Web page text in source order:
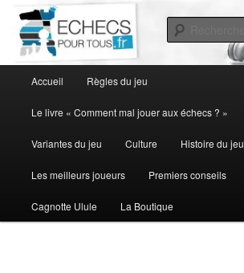
contenu
principal
principal
Accueil Règles du jeu
Le livre « Comment mal jouer aux échecs ? »
Variantes du jeu Culture Histoire du jeu
Les meilleurs joueurs Premiers conseils
Cagnotte Ulule La Boutique